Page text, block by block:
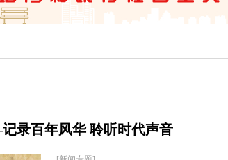
录百年风华 聆听时代声音